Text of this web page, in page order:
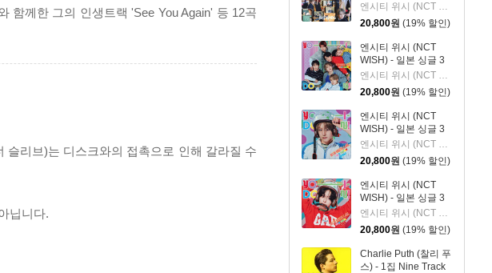
집 YO-I-DON! / BOY
MEETS GIRL [통상판
BOY MEETS GIRL
Ver.]
엔시티 위시 (NCT WISH)
20,800원 (19% 할인)
엔시티 위시 (NCT
WISH) - 일본 싱글 3
집 YO-I-DON! / BOY
MEETS GIRL [통상판
YO-I-DON! Ver.]
엔시티 위시 (NCT WISH)
20,800원 (19% 할인)
엔시티 위시 (NCT
WISH) - 일본 싱글 3
집 YO-I-DON! / BOY
MEETS GIRL [YUSHI
Ver.]
엔시티 위시 (NCT WISH)
20,800원 (19% 할인)
엔시티 위시 (NCT
WISH) - 일본 싱글 3
집 YO-I-DON! / BOY
MEETS GIRL [RIKU
Ver.]
엔시티 위시 (NCT WISH)
20,800원 (19% 할인)
Charlie Puth (찰리 푸
스) - 1집 Nine Track
함께한 그의 인생트랙 'See You Again' 등 12곡
리브)는 디스크와의 접촉으로 인해 갈라질 수
닙니다.